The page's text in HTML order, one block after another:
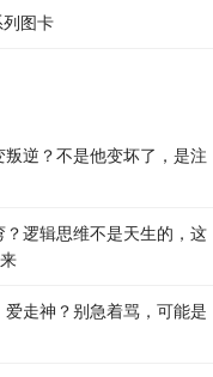
列图卡
叛逆？不是他变坏了，是注
逻辑思维不是天生的，这
走神？别急着骂，可能是